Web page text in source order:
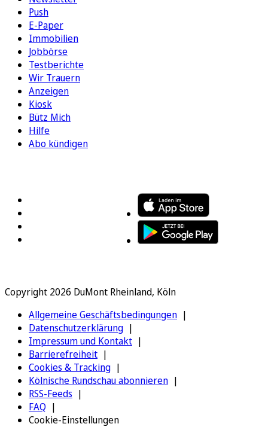
Push
E-Paper
Immobilien
Jobbörse
Testberichte
Wir Trauern
Anzeigen
Kiosk
Bütz Mich
Hilfe
Abo kündigen
Copyright 2026 DuMont Rheinland, Köln
Allgemeine Geschäftsbedingungen
Datenschutzerklärung
Impressum und Kontakt
Barrierefreiheit
Cookies & Tracking
Kölnische Rundschau abonnieren
RSS-Feeds
FAQ
Cookie-Einstellungen